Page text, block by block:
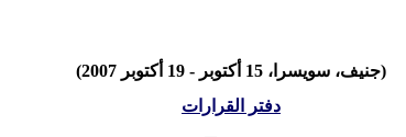
(جنيف، سويسرا، 15 أكتوبر - 19 أكتوبر 2007)
دفتر القرارات